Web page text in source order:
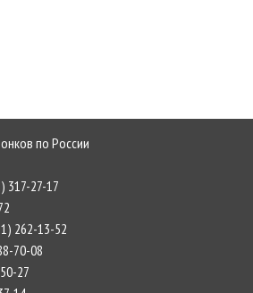
по России
317-27-17
262-13-52
70-08
27